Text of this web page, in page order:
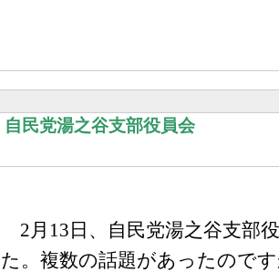
自民党湯之谷支部役員会
2月13日、自民党湯之谷支部
た。複数の話題があったので